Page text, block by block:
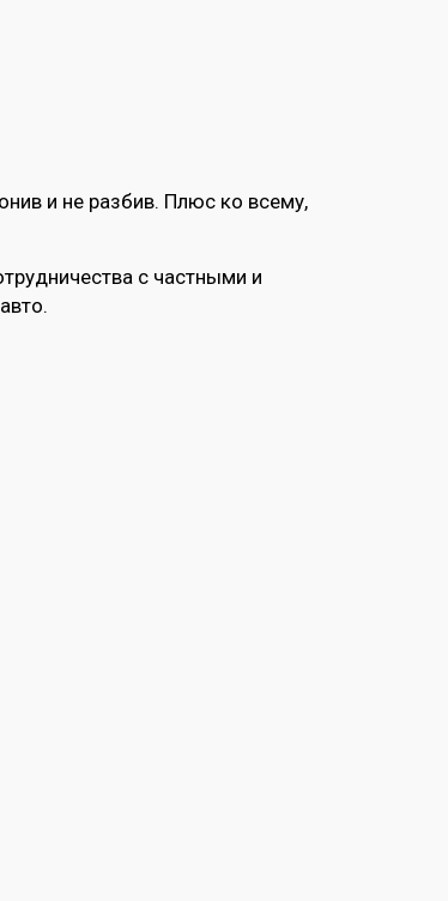
и не разбив. Плюс ко всему,
с частными и